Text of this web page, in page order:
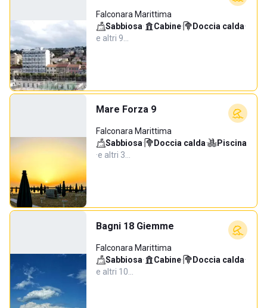
Falconara Marittima
Sabbiosa· Cabine· Doccia calda·
e altri 9…
Mare Forza 9
Falconara Marittima
Sabbiosa· Doccia calda·
Piscina
·e altri 3…
Bagni 18 Giemme
Falconara Marittima
Sabbiosa· Cabine· Doccia calda·
e altri 10…